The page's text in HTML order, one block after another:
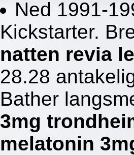
Ned 1991-
Kickstarter.
natten revia
28.28
Bather
3mg
melatonin